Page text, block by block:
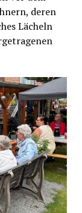
deren
Lächeln